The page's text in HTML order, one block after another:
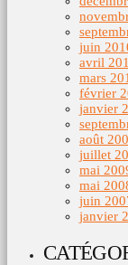
juin
avril
mars
février
janvier
août
juillet
mai
mai
juin
janvier